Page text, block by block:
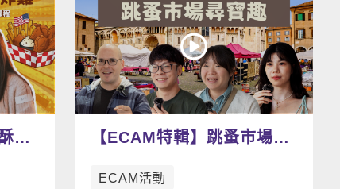
看更多影片
雞
【ECAM特輯】跳蚤市場尋
吧！
ECAM活動